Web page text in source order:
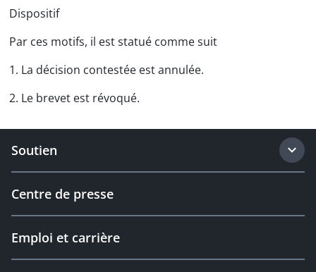
Dispositif
Par ces motifs, il est statué comme suit
1. La décision contestée est annulée.
2. Le brevet est révoqué.
Soutien
Centre de presse
Emploi et carrière